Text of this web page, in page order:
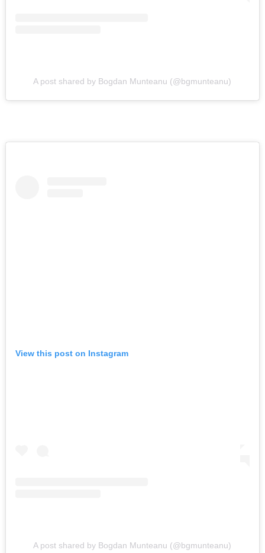
A post shared by Bogdan Munteanu (@bgmunteanu)
View this post on Instagram
A post shared by Bogdan Munteanu (@bgmunteanu)